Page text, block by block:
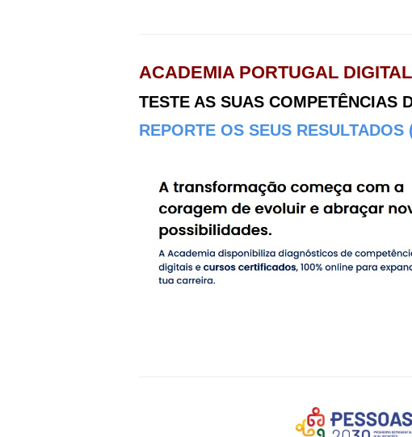
ACADEMIA PORTUGAL DIGITAL
TESTE AS SUAS COMPETÊNCIAS
REPORTE OS SEUS RESULTADOS